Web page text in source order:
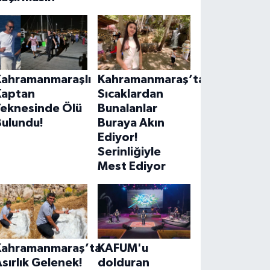
Ölü
Kahramanmaraş’ta
Sıcaklardan
Bunalanlar
Buraya Akın
Ediyor!
Serinliğiyle
Mest Ediyor
Gelenek!
KAFUM'u
dolduran